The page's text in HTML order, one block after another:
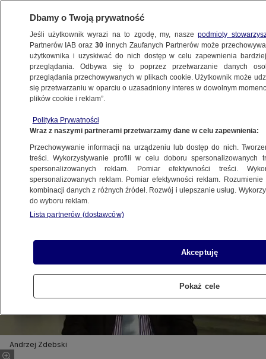
BIZNES
Z KRAJU
12.11.2012, 13:32
Udostępnij
Andrzej Zdebski
Dbamy o Twoją prywatność
Jeśli użytkownik wyrazi na to zgodę, my, naszepodmioty
Partnerów IAB oraz30 innych Zaufanych Partnerów może
użytkownika i uzyskiwać do nich dostęp w celu zapewnienia
przeglądania. Odbywa się to poprzez przetwarzanie danych
przeglądania przechowywanych w plikach cookie. Użytkownik może
się przetwarzaniu w oparciu o uzasadniony interes w dowolnym
plików cookie i reklam”.
Polityka Prywatności
Wraz z naszymi partnerami przetwarzamy dane w celu zapewnienia:
Przechowywanie informacji na urządzeniu lub dostęp do nich.
treści. Wykorzystywanie profili w celu doboru spersonalizowanych
spersonalizowanych reklam. Pomiar efektywności treści.
spersonalizowanych reklam. Pomiar efektywności reklam.
kombinacji danych z różnych źródeł. Rozwój i ulepszanie usług.
do wyboru reklam.
Lista partnerów (dostawców)
Akceptuję
Pokaż cele